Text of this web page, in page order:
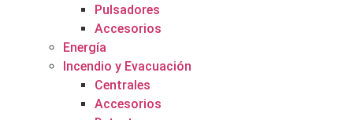
Pulsadores
Accesorios
Energía
Incendio y Evacuación
Centrales
Accesorios